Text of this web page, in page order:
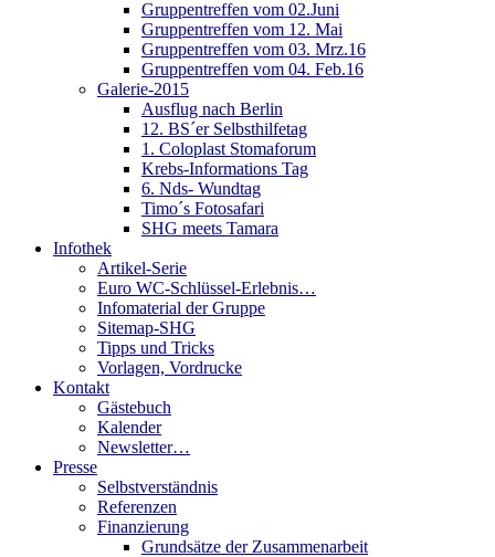
Gruppentreffen vom 02.Juni
Gruppentreffen vom 12. Mai
Gruppentreffen vom 03. Mrz.16
Gruppentreffen vom 04. Feb.16
Galerie-2015
Ausflug nach Berlin
12. BS´er Selbsthilfetag
1. Coloplast Stomaforum
Krebs-Informations Tag
6. Nds- Wundtag
Timo´s Fotosafari
SHG meets Tamara
Infothek
Artikel-Serie
Euro WC-Schlüssel-Erlebnis…
Infomaterial der Gruppe
Sitemap-SHG
Tipps und Tricks
Vorlagen, Vordrucke
Kontakt
Gästebuch
Kalender
Newsletter…
Presse
Selbstverständnis
Referenzen
Finanzierung
Grundsätze der Zusammenarbeit